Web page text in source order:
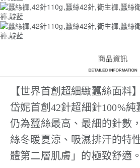
【世界首創超細緻蠶絲面料
岱妮首創42針超細針100%
仍為蠶絲最高、最細的針數
絲冬暖夏涼、吸濕排汗的特
體第二層肌膚」的極致舒適。